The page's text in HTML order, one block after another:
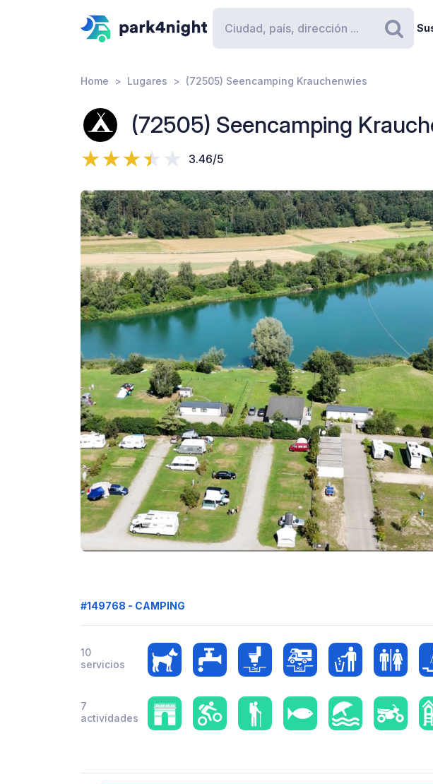
Home Lugares (72505) Seencamping Krauchenwies
(72505) Seencamping
3.46/5
#149768 - CAMPING
10
servicios
7
actividades